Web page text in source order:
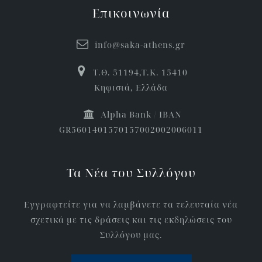
Επικοινωνία
info@saka-athens.gr
Τ.Θ. 51194,Τ.Κ. 15410
Κηφισιά, Ελλάδα
Αlpha Bank / IBAN
GR5601401570157002002006011
Τα Νέα του Συλλόγου
Εγγραφτείτε για να λαμβάνετε τα τελευταία νέα
σχετικά με τις δράσεις και τις εκδηλώσεις του
Συλλόγου μας.